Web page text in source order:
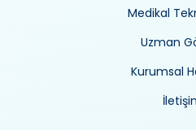
Medikal
Uzman
Kurumsal